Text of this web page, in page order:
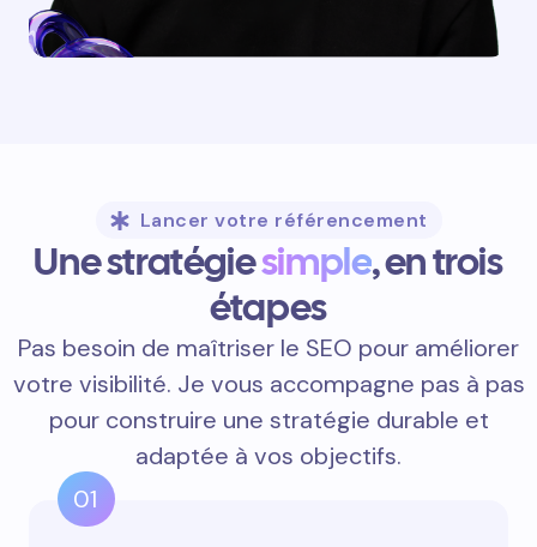
Lancer votre référencement
Une stratégiesimple, en trois
étapes
Pas besoin de maîtriser le SEO pour améliorer
votre visibilité. Je vous accompagne pas à pas
pour construire une stratégie durable et
adaptée à vos objectifs.
01